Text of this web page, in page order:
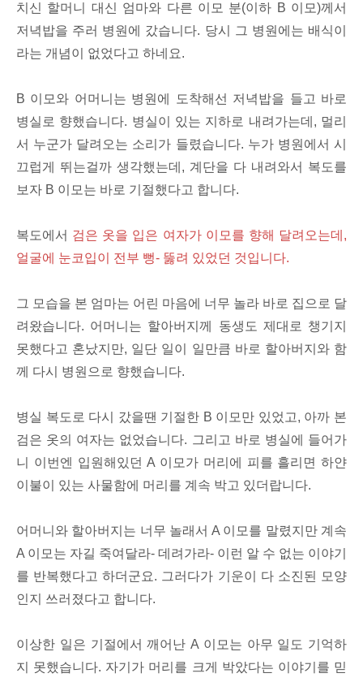
치신 할머니 대신 엄마와 다른 이모 분(이하 B 이모)께서
저녁밥을 주러 병원에 갔습니다. 당시 그 병원에는 배식이
라는 개념이 없었다고 하네요.
B 이모와 어머니는 병원에 도착해선 저녁밥을 들고 바로
병실로 향했습니다. 병실이 있는 지하로 내려가는데, 멀리
서 누군가 달려오는 소리가 들렸습니다. 누가 병원에서 시
끄럽게 뛰는걸까 생각했는데, 계단을 다 내려와서 복도를
보자 B 이모는 바로 기절했다고 합니다.
복도에서 검은 옷을 입은 여자가 이모를 향해 달려오는데,
얼굴에 눈코입이 전부 뻥- 뚫려 있었던 것입니다.
그 모습을 본 엄마는 어린 마음에 너무 놀라 바로 집으로 달
려왔습니다. 어머니는 할아버지께 동생도 제대로 챙기지
못했다고 혼났지만, 일단 일이 일만큼 바로 할아버지와 함
께 다시 병원으로 향했습니다.
병실 복도로 다시 갔을땐 기절한 B 이모만 있었고, 아까 본
검은 옷의 여자는 없었습니다. 그리고 바로 병실에 들어가
니 이번엔 입원해있던 A 이모가 머리에 피를 흘리면 하얀
이불이 있는 사물함에 머리를 계속 박고 있더랍니다.
어머니와 할아버지는 너무 놀래서 A 이모를 말렸지만 계속
A 이모는 자길 죽여달라- 데려가라- 이런 알 수 없는 이야기
를 반복했다고 하더군요. 그러다가 기운이 다 소진된 모양
인지 쓰러졌다고 합니다.
이상한 일은 기절에서 깨어난 A 이모는 아무 일도 기억하
지 못했습니다. 자기가 머리를 크게 박았다는 이야기를 믿